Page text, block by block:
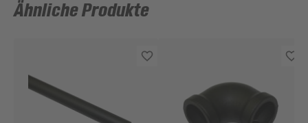
Ähnliche Produkte